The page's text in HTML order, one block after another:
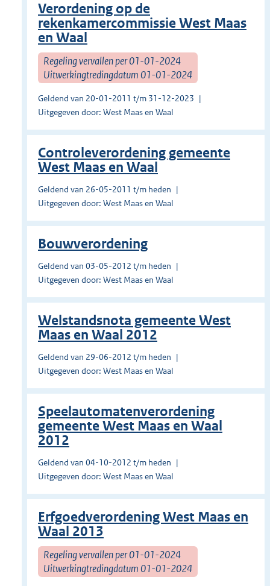
Verordening op de
rekenkamercommissie West Maas
en Waal
Regeling vervallen per 01-01-2024
Uitwerkingtredingdatum 01-01-2024
Geldend van 20-01-2011 t/m 31-12-2023
Uitgegeven door: West Maas en Waal
Controleverordening gemeente
West Maas en Waal
Geldend van 26-05-2011 t/m heden
Uitgegeven door: West Maas en Waal
Bouwverordening
Geldend van 03-05-2012 t/m heden
Uitgegeven door: West Maas en Waal
Welstandsnota gemeente West
Maas en Waal 2012
Geldend van 29-06-2012 t/m heden
Uitgegeven door: West Maas en Waal
Speelautomatenverordening
gemeente West Maas en Waal
2012
Geldend van 04-10-2012 t/m heden
Uitgegeven door: West Maas en Waal
Erfgoedverordening West Maas en
Waal 2013
Regeling vervallen per 01-01-2024
Uitwerkingtredingdatum 01-01-2024